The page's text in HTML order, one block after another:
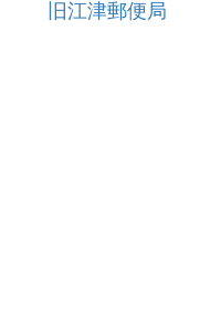
旧江津郵便局